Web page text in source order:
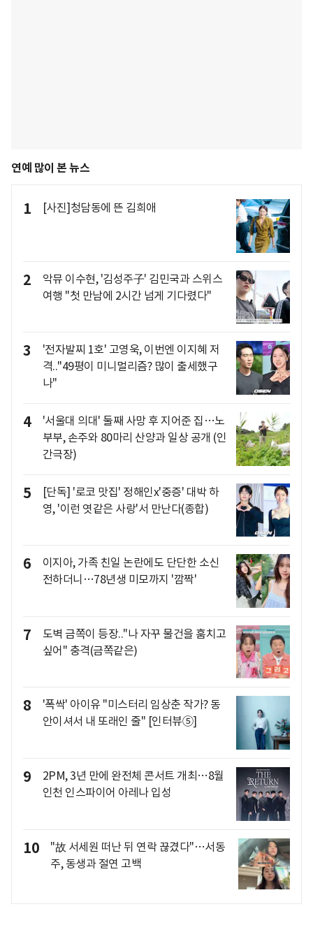
연예 많이 본 뉴스
1 [사진]청담동에 뜬 김희애
2
악뮤 이수현, '김성주子' 김민국과 스위스
여행 "첫 만남에 2시간 넘게 기다렸다"
3
'전자발찌 1호' 고영욱, 이번엔 이지혜 저
격.."49평이 미니멀리즘? 많이 출세했구
나"
4
'서울대 의대' 둘째 사망 후 지어준 집…노
부부, 손주와 80마리 산양과 일상 공개 (인
간극장)
5
[단독] '로코 맛집' 정해인x'중증' 대박 하
영, '이런 엿같은 사랑'서 만난다(종합)
6
이지아, 가족 친일 논란에도 단단한 소신
전하더니…78년생 미모까지 '깜짝'
7
도벽 금쪽이 등장.."나 자꾸 물건을 훔치고
싶어" 충격(금쪽같은)
8
'폭싹' 아이유 "미스터리 임상춘 작가? 동
안이셔서 내 또래인 줄" [인터뷰⑤]
9
2PM, 3년 만에 완전체 콘서트 개최…8월
인천 인스파이어 아레나 입성
10
"故 서세원 떠난 뒤 연락 끊겼다"…서동
주, 동생과 절연 고백